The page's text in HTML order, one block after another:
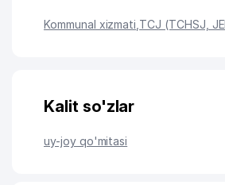
Kommunal xizmati TCJ (TCHSJ,
Kalit so'zlar
uy-joy qo'mitasi